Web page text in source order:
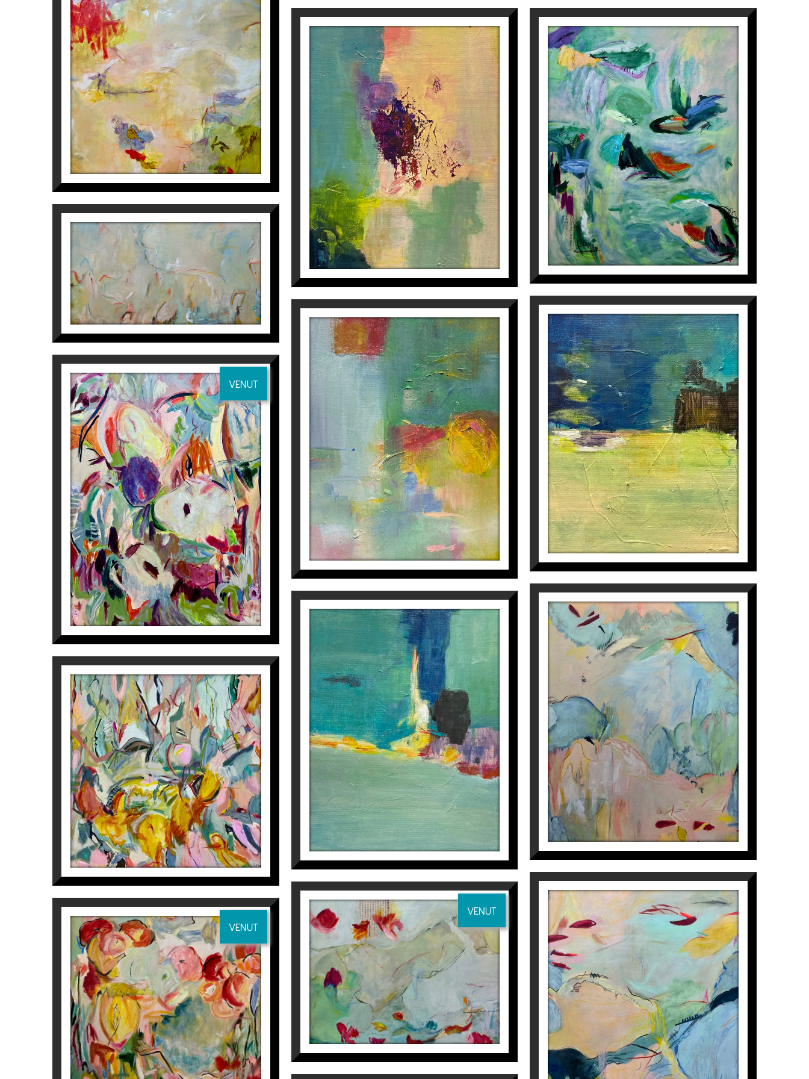
AZAFRÁN EN FLOR
Isabel Momparler
2.450€
ORANGE THREAD I
Isabel Momparler
2.346€
VENUT
CROMAFLORA I
Isabel Momparler
2.135 €
CROMAFLORA II
Isabel Momparler
2.050€
VENUT
CROMAFLORA III
Isabel Momparler
2.050€
M-7
Isabel Momparler
325€
M-9
Isabel Momparler
325€
M-10
Isabel Momparler
325€
VENUT
EL DESEO DE VOLVER A
GIVERNY I
Isabel Momparler
3.500€
CAMINO A GIVERNY III
Isabel Momparler
2.350€
M-5
Isabel Momparler
325€
EL VIAJE DE LAS FLORES II
Isabel Momparler
2.350€
EL VIAJE DE LAS FLORES III
Isabel Momparler
2.350€